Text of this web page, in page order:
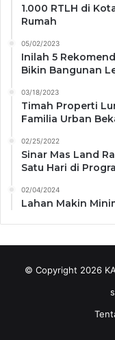
1.000 RTLH di
Rumah
05/02/2023
Inilah 5
Bikin Bangunan
03/18/2023
Timah Properti
Familia Urban
02/25/2022
Sinar Mas Land
Satu Hari di
02/04/2024
Lahan Makin
© Copyright 2026